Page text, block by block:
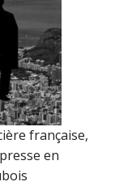
française,
en